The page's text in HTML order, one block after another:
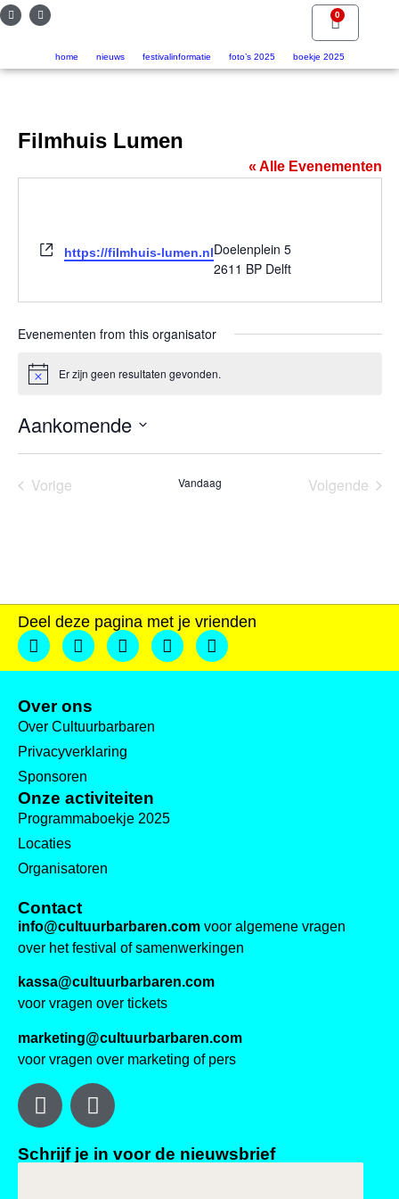
0
home nieuws festivalinformatie foto’s 2025 boekje 2025
Filmhuis Lumen
« Alle Evenementen
Website
https://filmhuis-lumen.nlDoelenplein 5
2611 BP Delft
Evenementen from this organisator
BerichtEr zijn geen resultaten gevonden.
Aankomende
een
VorigeEvenementen Vandaag Volgende
Deel deze pagina met je vrienden
Over ons
Over Cultuurbarbaren
Privacyverklaring
Sponsoren
Onze activiteiten
Programmaboekje 2025
Locaties
Organisatoren
Contact
info@cultuurbarbaren.com voor algemene vragen
over het festival of samenwerkingen
kassa@cultuurbarbaren.com
voor vragen over tickets
marketing@cultuurbarbaren.com
voor vragen over marketing of pers
Schrijf je in voor de nieuwsbrief